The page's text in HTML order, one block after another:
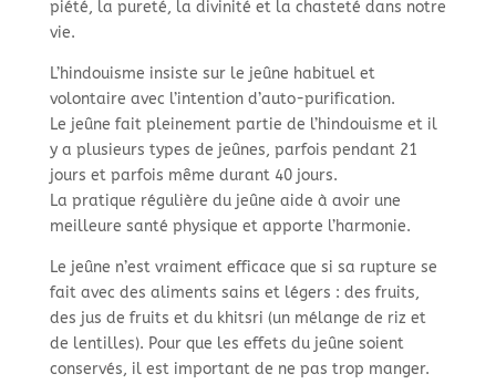
piété, la pureté, la divinité et la chasteté dans notre
vie.
L’hindouisme insiste sur le jeûne habituel et
volontaire avec l’intention d’auto-purification.
Le jeûne fait pleinement partie de l’hindouisme et il
y a plusieurs types de jeûnes, parfois pendant 21
jours et parfois même durant 40 jours.
La pratique régulière du jeûne aide à avoir une
meilleure santé physique et apporte l’harmonie.
Le jeûne n’est vraiment efficace que si sa rupture se
fait avec des aliments sains et légers : des fruits,
des jus de fruits et du khitsri (un mélange de riz et
de lentilles). Pour que les effets du jeûne soient
conservés, il est important de ne pas trop manger.